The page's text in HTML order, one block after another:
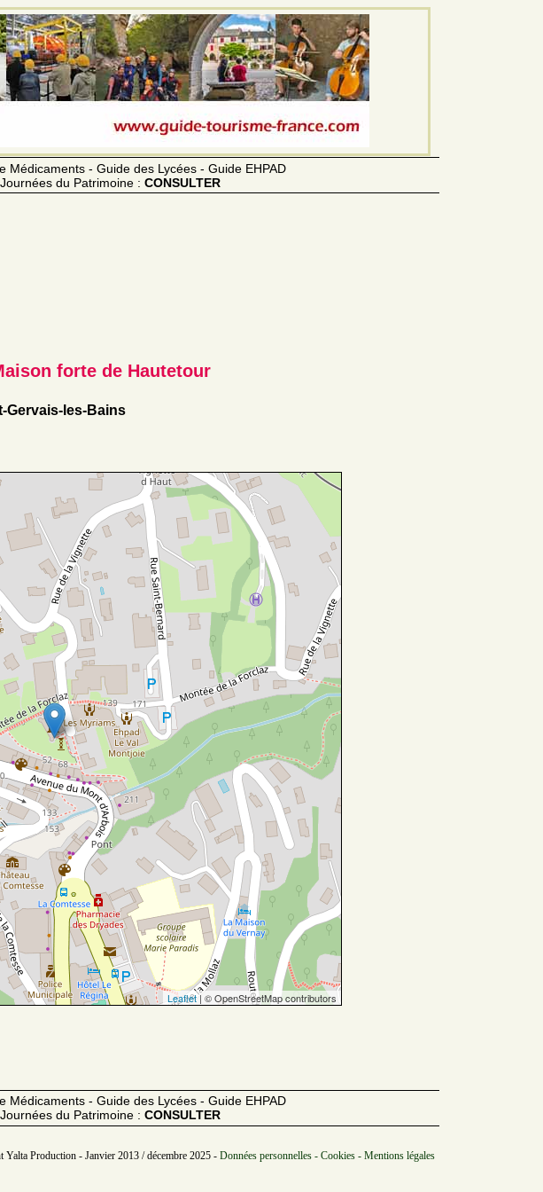
- Guide des Lycées - Guide EHPAD
du Patrimoine : CONSULTER
forte de Hautetour
Gervais-les-Bains
Leaflet| © OpenStreetMap contributors
- Guide des Lycées - Guide EHPAD
du Patrimoine : CONSULTER
Yalta Production - Janvier 2013 / décembre 2025 - Données personnelles - Cookies - Mentions légales